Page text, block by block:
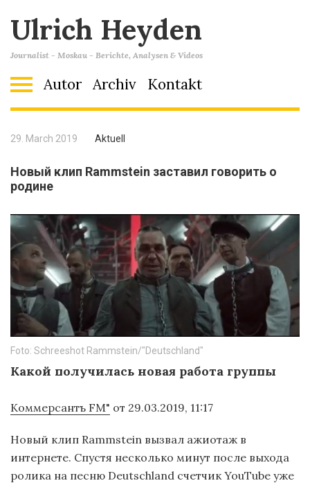
Ulrich Heyden
Journalist - Moskau - Berichte, Analysen & Videos
Autor Archiv Kontakt
29. March 2019 Aktuell
Новый клип Rammstein заставил говорить о
родине
Foto: Schreeshot Rammstein/"Deutschland"
Какой получилась новая работа группы
Коммерсантъ FM" от 29.03.2019, 11:17
Новый клип Rammstein вызвал ажиотаж в
интернете. Спустя несколько минут после выхода
ролика на песню Deutschland счетчик YouTube уже